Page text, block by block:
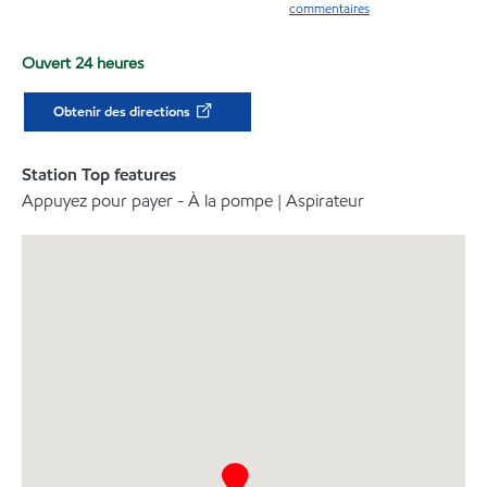
commentaires
Ouvert 24 heures
Obtenir des directions
Station Top features
Appuyez pour payer - À la pompe | Aspirateur